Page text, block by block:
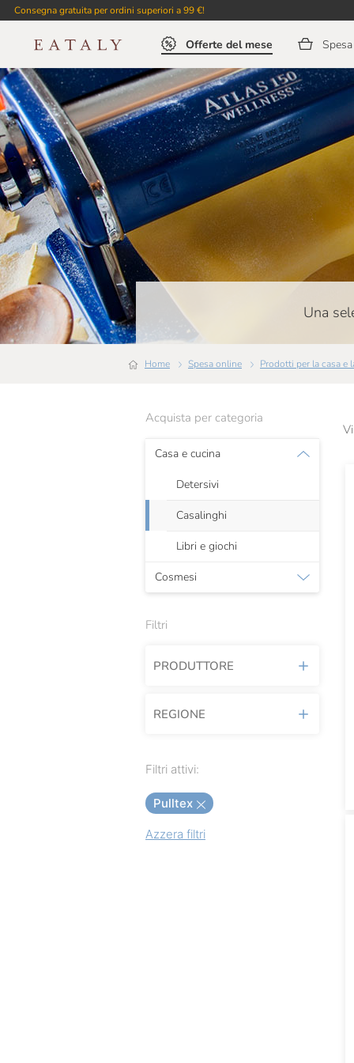
Consegna gratuita per ordini superiori a 99 €!
Offerte del mese
Una
Home Spesa online Prodotti per la casa e
Acquista per categoria
Casa e cucina
Detersivi
Casalinghi
Libri e giochi
Cosmesi
Filtri
PRODUTTORE
Arcoiris
Baladin Fragranze
Bialetti
Brabantia
REGIONE
Filtri attivi:
Pulltex
Azzera filtri